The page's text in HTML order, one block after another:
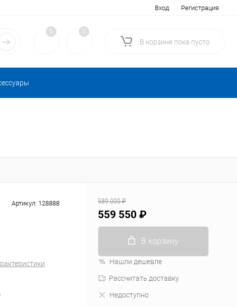
Вход Регистрация
0 0
В корзине пока пусто
Артикул: 128888 589 000 ₽
559 550 ₽
В корзину
Нашли дешевле
Рассчитать доставку
Недоступно